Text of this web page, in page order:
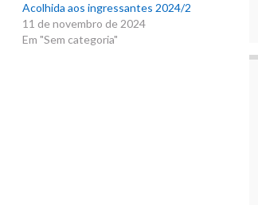
Acolhida aos ingressantes 2024/2
11 de novembro de 2024
Em "Sem categoria"